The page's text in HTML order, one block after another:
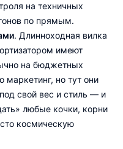
на техничных
по прямым.
. Длинноходная вилка
имеют
на бюджетных
маркетинг, но тут они
свой вес и стиль — и
любые кочки, корни
космическую